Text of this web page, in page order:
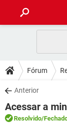
CELULAR
OUTLOOK
INSTAGRAM
GUIA DE COMPRAS
DICAS
JOGOS
OUTLOOK
DOWNLOADS
JOGOS
CELULAR
FÓRUM
Fórum
Anterior
Acessar a
Resolvido/